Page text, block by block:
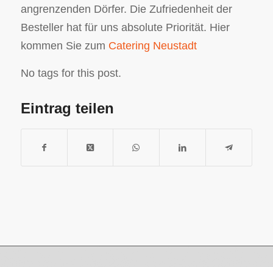
angrenzenden Dörfer. Die Zufriedenheit der
Besteller hat für uns absolute Priorität. Hier
kommen Sie zum Catering Neustadt
No tags for this post.
Eintrag teilen